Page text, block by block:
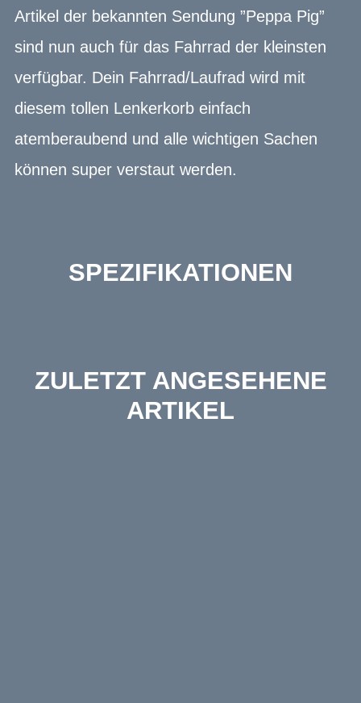
Artikel der bekannten Sendung ”Peppa Pig”
sind nun auch für das Fahrrad der kleinsten
verfügbar. Dein Fahrrad/Laufrad wird mit
diesem tollen Lenkerkorb einfach
atemberaubend und alle wichtigen Sachen
können super verstaut werden.
SPEZIFIKATIONEN
ZULETZT ANGESEHENE
ARTIKEL